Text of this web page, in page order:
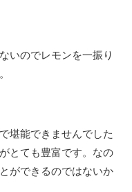
いのでレモンを一振り
堪能できませんでした
とても豊富です。なの
ができるのではないか